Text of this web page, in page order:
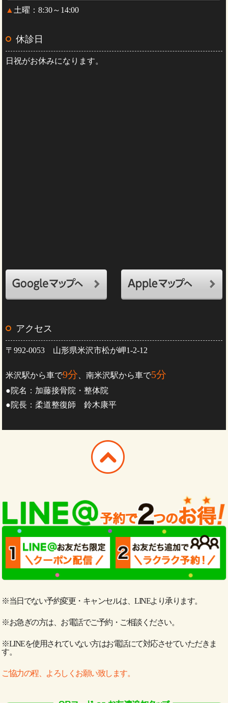
▲ 土曜：8:30～14:00
休診日
日祝がお休みになります。
アクセス
〒992-0053 山形県米沢市松が岬1-2-12
米沢駅から車で9分 、南米沢駅から車で5分
●院名：加藤接骨院・整体院
●院長：柔道整復師 鈴木康平
※当日でない予約変更・キャンセルは、LINEより承ります。
※お急ぎの方は、お電話でご予約・ご相談ください。
※LINEを使用されていない方はお電話にて対応させていただきま
す。
ご協力の程、よろしくお願い致します。